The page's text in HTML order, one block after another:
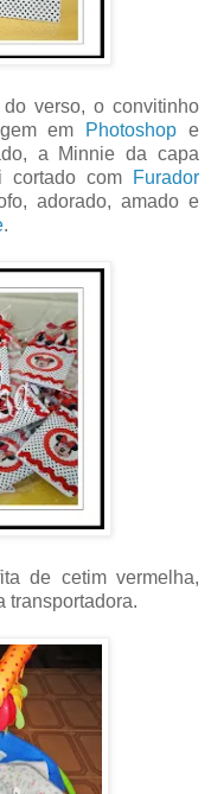
verso, o convitinho
em
Photoshop e
a Minnie da capa
cortado com
Furador
adorado, amado e
.
de cetim vermelha,
transportadora.